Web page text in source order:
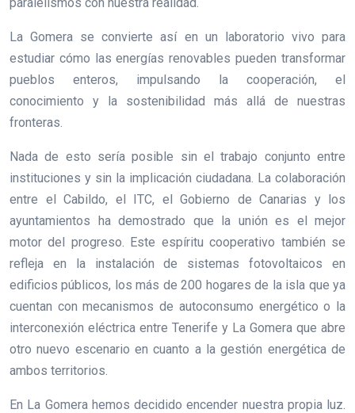
La Gomera se convierte así en un laboratorio vivo para
estudiar cómo las energías renovables pueden transformar
pueblos enteros, impulsando la cooperación, el
conocimiento y la sostenibilidad más allá de nuestras
fronteras.
Nada de esto sería posible sin el trabajo conjunto entre
instituciones y sin la implicación ciudadana. La colaboración
entre el Cabildo, el ITC, el Gobierno de Canarias y los
ayuntamientos ha demostrado que la unión es el mejor
motor del progreso. Este espíritu cooperativo también se
refleja en la instalación de sistemas fotovoltaicos en
edificios públicos, los más de 200 hogares de la isla que ya
cuentan con mecanismos de autoconsumo energético o la
interconexión eléctrica entre Tenerife y La Gomera que abre
otro nuevo escenario en cuanto a la gestión energética de
ambos territorios.
En La Gomera hemos decidido encender nuestra propia luz.